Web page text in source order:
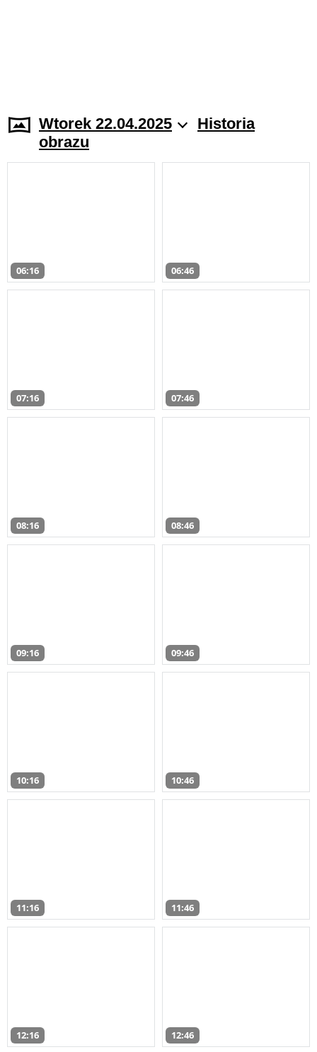
Wtorek 22.04.2025
Historia
obrazu
06:16 06:46
07:16 07:46
08:16 08:46
09:16 09:46
10:16 10:46
11:16 11:46
12:16 12:46